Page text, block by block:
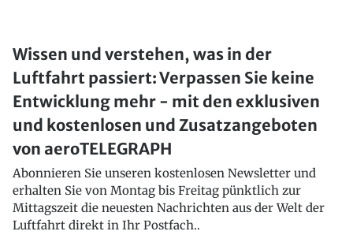
Wissen und verstehen, was in der
Luftfahrt passiert: Verpassen Sie keine
Entwicklung mehr - mit den exklusiven
und kostenlosen und Zusatzangeboten
von aeroTELEGRAPH
Abonnieren Sie unseren kostenlosen Newsletter und
erhalten Sie von Montag bis Freitag pünktlich zur
Mittagszeit die neuesten Nachrichten aus der Welt der
Luftfahrt direkt in Ihr Postfach..